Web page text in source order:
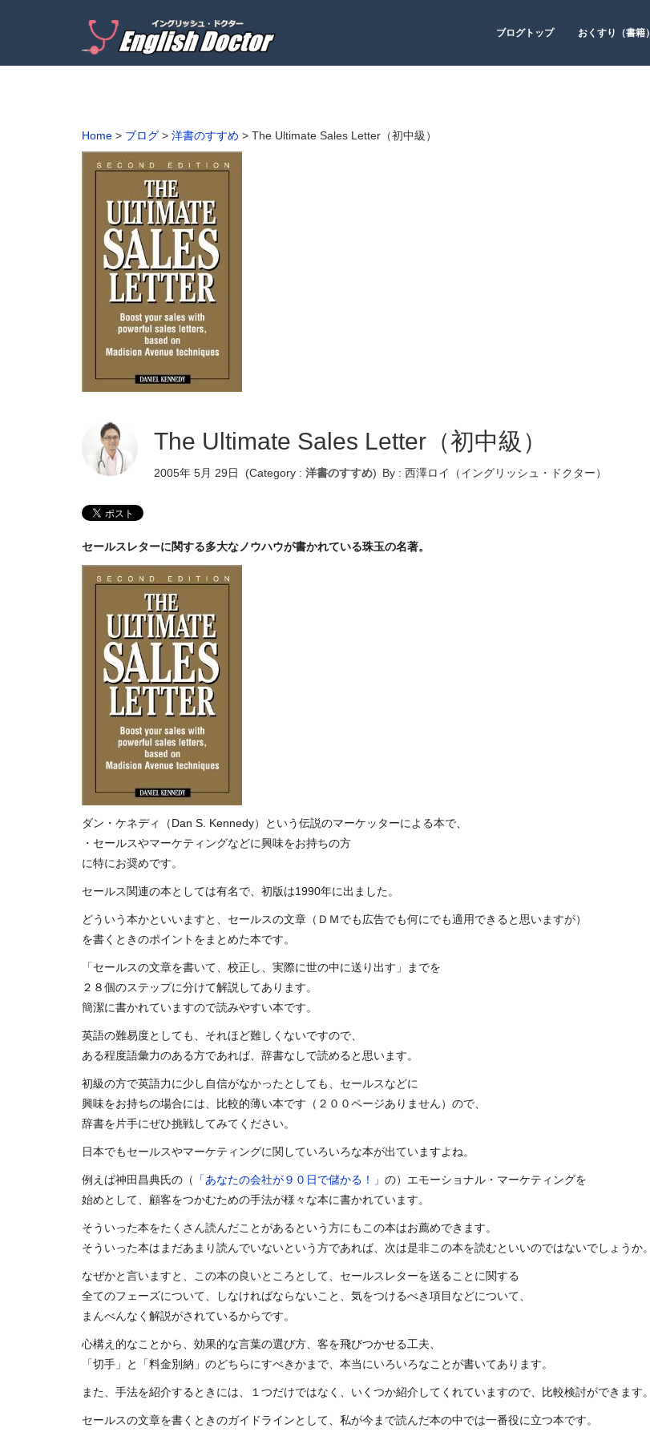
ブログトップ おくすり（書籍）
Home > ブログ > 洋書のすすめ > The Ultimate Sales Letter（初中級）
The Ultimate Sales Letter（初中級）
2005年 5月 29日 (Category : 洋書のすすめ) By :西澤ロイ（イングリッシュ・ドクター）
セールスレターに関する多大なノウハウが書かれている珠玉の名著。
ダン・ケネディ（Dan S. Kennedy）という伝説のマーケッターによる本で、
・セールスやマーケティングなどに興味をお持ちの方
に特にお奨めです。
セールス関連の本としては有名で、初版は1990年に出ました。
どういう本かといいますと、セールスの文章（ＤＭでも広告でも何にでも適用できると思いますが）
を書くときのポイントをまとめた本です。
「セールスの文章を書いて、校正し、実際に世の中に送り出す」までを
２８個のステップに分けて解説してあります。
簡潔に書かれていますので読みやすい本です。
英語の難易度としても、それほど難しくないですので、
ある程度語彙力のある方であれば、辞書なしで読めると思います。
初級の方で英語力に少し自信がなかったとしても、セールスなどに
興味をお持ちの場合には、比較的薄い本です（２００ページありません）ので、
辞書を片手にぜひ挑戦してみてください。
日本でもセールスやマーケティングに関していろいろな本が出ていますよね。
例えば神田昌典氏の（ 「あなたの会社が９０日で儲かる！」 の）エモーショナル・マーケティングを
始めとして、顧客をつかむための手法が様々な本に書かれています。
そういった本をたくさん読んだことがあるという方にもこの本はお薦めできます。
そういった本はまだあまり読んでいないという方であれば、次は是非この本を読むといいのではないでしょうか。
なぜかと言いますと、この本の良いところとして、セールスレターを送ることに関する
全てのフェーズについて、しなければならないこと、気をつけるべき項目などについて、
まんべんなく解説がされているからです。
心構え的なことから、効果的な言葉の選び方、客を飛びつかせる工夫、
「切手」と「料金別納」のどちらにすべきかまで、本当にいろいろなことが書いてあります。
また、手法を紹介するときには、１つだけではなく、いくつか紹介してくれていますので、比較検討ができます。
セールスの文章を書くときのガイドラインとして、私が今まで読んだ本の中では一番役に立つ本です。